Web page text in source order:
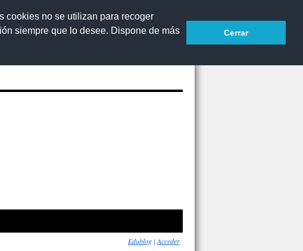
cookies no se utilizan para recoger
siempre que lo desee. Dispone de más
Cerrar
Accesibilidad
Edublog | Acceder